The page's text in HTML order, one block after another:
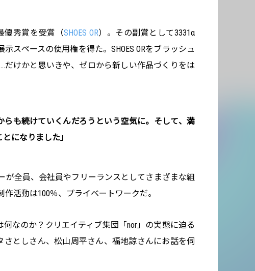
優秀賞を受賞（SHOES OR）。その副賞として3331α
示スペースの使用権を得た。SHOES ORをブラッシュ
だけかと思いきや、ゼロから新しい作品づくりをは
らも続けていくんだろうという空気に。そして、満
になりました」
が全員、会社員やフリーランスとしてさまざまな組
活動は100％、プライベートワークだ。
なのか？クリエイティブ集団「nor」の実態に迫る
さとしさん、松山周平さん、福地諒さんにお話を伺